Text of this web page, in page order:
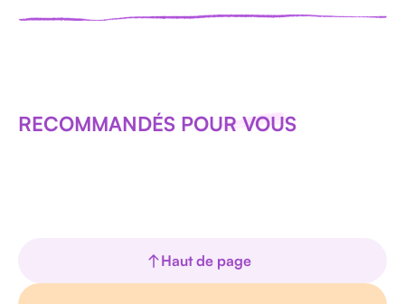
RECOMMANDÉS POUR VOUS
Haut de page